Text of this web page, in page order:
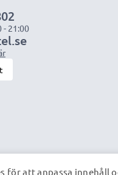
- 21:00
för att anpassa innehåll